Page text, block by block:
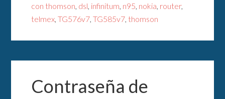
con thomson, dsl, infinitum, n95, nokia, router,
telmex,TG576v7,TG585v7, thomson
Contraseña de